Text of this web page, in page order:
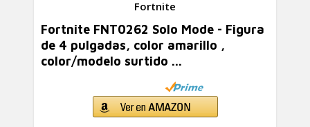
Fortnite
Fortnite FNT0262 Solo Mode - Figura
de 4 pulgadas, color amarillo ,
color/modelo surtido ...